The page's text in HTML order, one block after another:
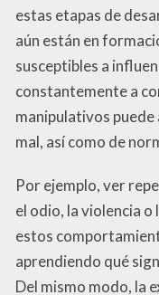
estas etapas de
aún están en
susceptibles a
constantemente a
manipulativos puede
mal, así como de
Por ejemplo, ver
el odio, la violencia
estos
aprendiendo qué
Del mismo modo, la